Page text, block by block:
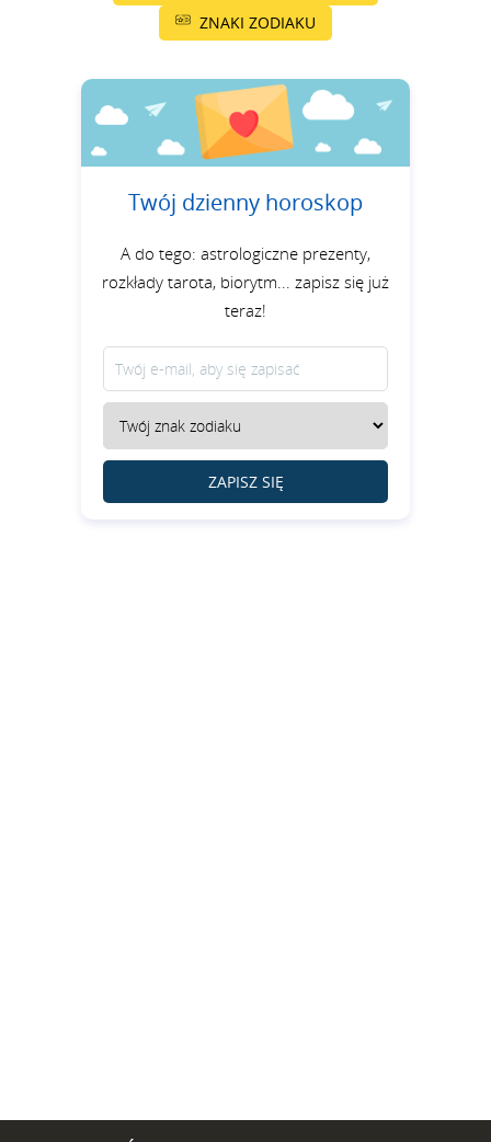
ZNAKI ZODIAKU
Twój dzienny horoskop
A do tego: astrologiczne prezenty,
rozkłady tarota, biorytm... zapisz się już
teraz!
ZAPISZ SIĘ